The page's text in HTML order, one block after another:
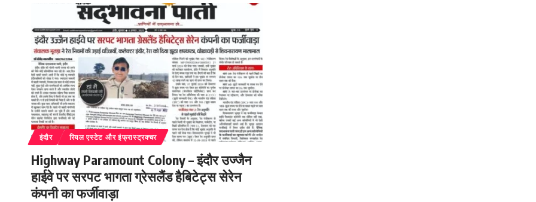
इंदौर रियल एस्टेट और इंफ्रास्ट्रक्चर
Highway Paramount Colony – इंदौर उज्जैन
हाईवे पर सरपट भागता ग्रेसलैंड हैबिटेट्स सेरेन
कंपनी का फर्जीवाड़ा